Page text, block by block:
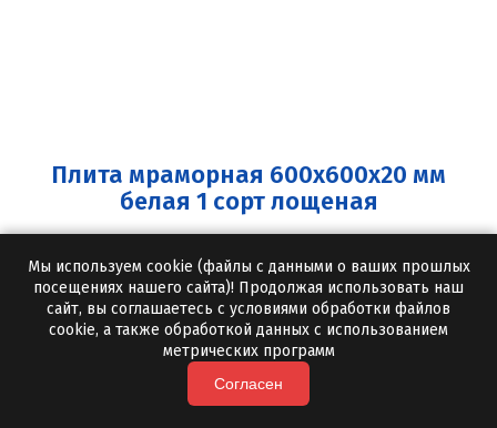
Плита мраморная 600x600x20 мм
белая 1 сорт лощеная
Цвет:
Минимальная партия: 5 шт
Срок отгрузки: от 3 дней
Обработка: Лощеная
Квадрат
Мы используем cookie (файлы с данными о ваших прошлых
посещениях нашего сайта)! Продолжая использовать наш
сайт, вы соглашаетесь с условиями обработки файлов
cookie, а также обработкой данных с использованием
метрических программ
Согласен